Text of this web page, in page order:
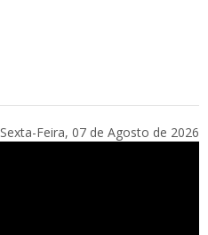
Sexta-Feira, 07 de Agosto de 2026